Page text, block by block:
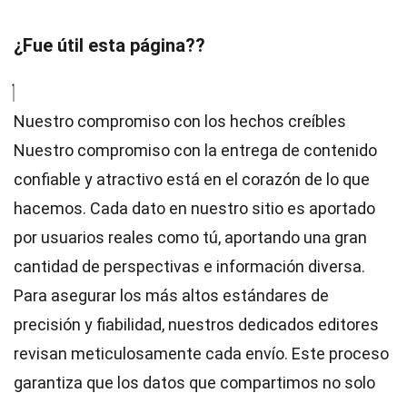
¿Fue útil esta página??
Nuestro compromiso con los hechos creíbles
Nuestro compromiso con la entrega de contenido
confiable y atractivo está en el corazón de lo que
hacemos. Cada dato en nuestro sitio es aportado
por usuarios reales como tú, aportando una gran
cantidad de perspectivas e información diversa.
Para asegurar los más altos estándares de
precisión y fiabilidad, nuestros dedicados editores
revisan meticulosamente cada envío. Este proceso
garantiza que los datos que compartimos no solo